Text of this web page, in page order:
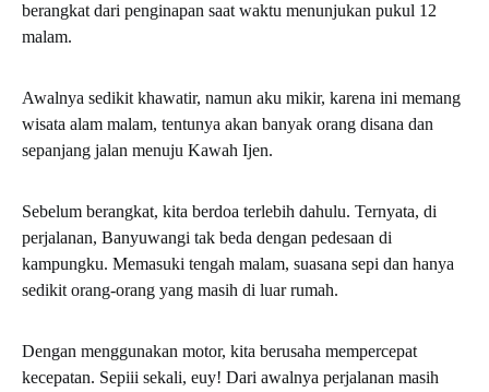
berangkat dari penginapan saat waktu menunjukan pukul 12
malam.
Awalnya sedikit khawatir, namun aku mikir, karena ini memang
wisata alam malam, tentunya akan banyak orang disana dan
sepanjang jalan menuju Kawah Ijen.
Sebelum berangkat, kita berdoa terlebih dahulu. Ternyata, di
perjalanan, Banyuwangi tak beda dengan pedesaan di
kampungku. Memasuki tengah malam, suasana sepi dan hanya
sedikit orang-orang yang masih di luar rumah.
Dengan menggunakan motor, kita berusaha mempercepat
kecepatan. Sepiii sekali, euy! Dari awalnya perjalanan masih